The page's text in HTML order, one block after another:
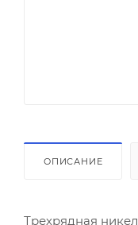
ОПИСАНИЕ
Трехрядная